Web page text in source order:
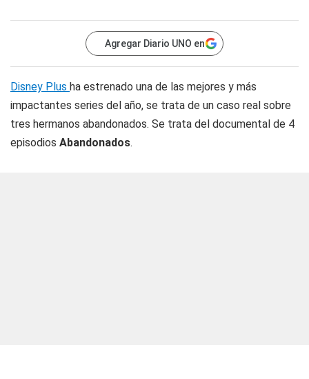
Agregar Diario UNO en
Disney Plus ha estrenado una de las mejores y más
impactantes series del año, se trata de un caso real sobre
tres hermanos abandonados. Se trata del documental de 4
episodios Abandonados.